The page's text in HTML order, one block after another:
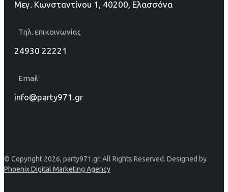
Μεγ. Κωνσταντίνου 1, 40200, Ελασσόνα
Τηλ. επικοινωνίας
24930 22221
Email
info@party971.gr
© Copyright 2026, party971.gr. All Rights Reserved. Designed by
Phoenix Digital Marketing Agency